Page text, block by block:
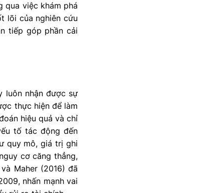
qua việc khám phá
lõi của nghiên cứu
tiếp góp phần cải
luôn nhận được sự
thực hiện để làm
hiệu quả và chỉ
tố tác động đến
quy mô, giá trị ghi
cơ căng thẳng,
Maher (2016) đã
nhấn mạnh vai